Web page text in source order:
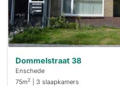
Dommelstraat 38
Enschede
75m2 | 3 slaapkamers